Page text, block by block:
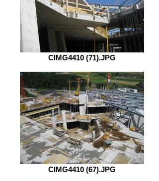
CIMG4410 (71).JPG
CIMG4410 (67).JPG